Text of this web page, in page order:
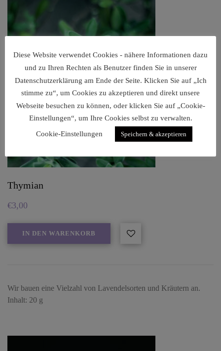
Thymian
€3,00
IN DEN WARENKORB
Wir bauen eine Vielzahl von Lavendelsorten und Kräutern an.
Inhalt: 20 g
Diese Website verwendet Cookies - nähere Informationen dazu
und zu Ihren Rechten als Benutzer finden Sie in unserer
Datenschutzerklärung am Ende der Seite. Klicken Sie auf „Ich
stimme zu“, um Cookies zu akzeptieren und direkt unsere
Webseite besuchen zu können, oder klicken Sie auf „Cookie-
Einstellungen“, um Ihre Cookies selbst zu verwalten.
Cookie-Einstellungen
Speichern & akzeptieren